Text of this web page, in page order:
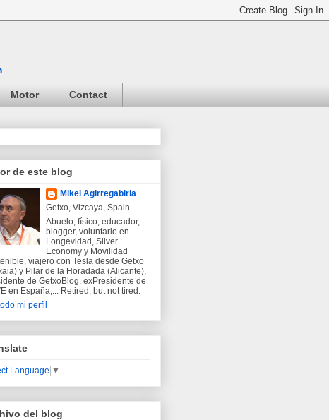
Motor Contact
de este blog
Mikel Agirregabiria
Getxo, Vizcaya, Spain
Abuelo, físico, educador,
blogger, voluntario en
Longevidad, Silver
Economy y Movilidad
viajero con Tesla desde Getxo
y Pilar de la Horadada (Alicante),
de GetxoBlog, exPresidente de
en España,... Retired, but not tired.
mi perfil
Language ▼
del blog